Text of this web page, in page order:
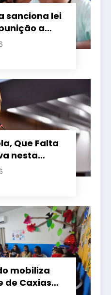
sanciona lei
a
Que Falta
nesta
estadual
mobiliza
de Caxias